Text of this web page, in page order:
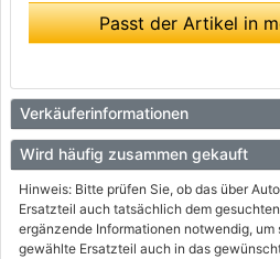
Passt der Artikel in
Verkäuferinformationen
Wird häufig zusammen gekauft
Hinweis: Bitte prüfen Sie, ob das über
Ersatzteil auch tatsächlich dem
ergänzende Informationen notwendig,
gewählte Ersatzteil auch in das